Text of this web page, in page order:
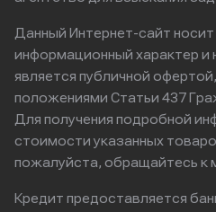
Данный Интернет-сайт
информационный характер и
является публичной
положениями Статьи 437
Для получения подробной
стоимости указанных
пожалуйста, обращайтесь к
Кредит предоставляется